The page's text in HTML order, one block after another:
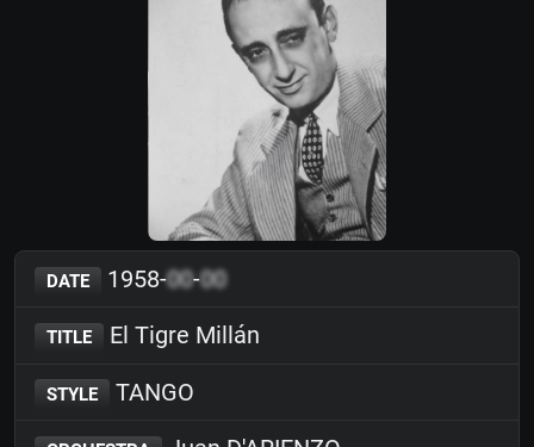
DATE 1958-00-00
TITLE El Tigre Millán
STYLE TANGO